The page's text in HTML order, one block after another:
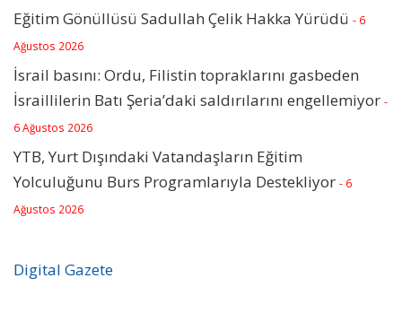
Eğitim Gönüllüsü Sadullah Çelik Hakka Yürüdü - 6
Ağustos 2026
İsrail basını: Ordu, Filistin topraklarını gasbeden
İsraillilerin Batı Şeria’daki saldırılarını engellemiyor -
6 Ağustos 2026
YTB, Yurt Dışındaki Vatandaşların Eğitim
Yolculuğunu Burs Programlarıyla Destekliyor - 6
Ağustos 2026
Digital Gazete